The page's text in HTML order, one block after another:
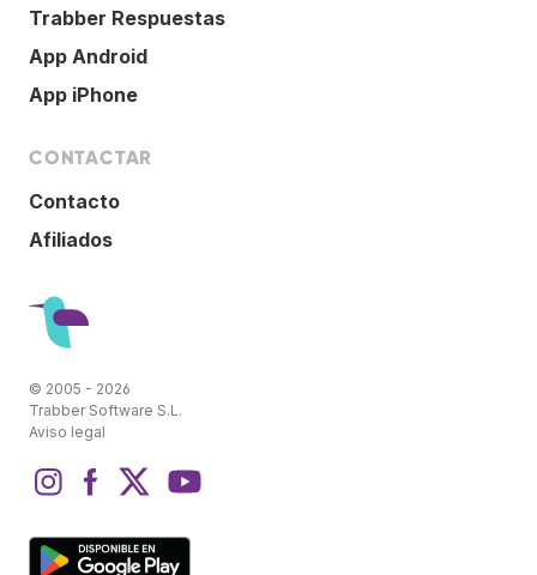
Trabber Respuestas
App Android
App iPhone
CONTACTAR
Contacto
Afiliados
© 2005 - 2026
Trabber Software S.L.
Aviso legal